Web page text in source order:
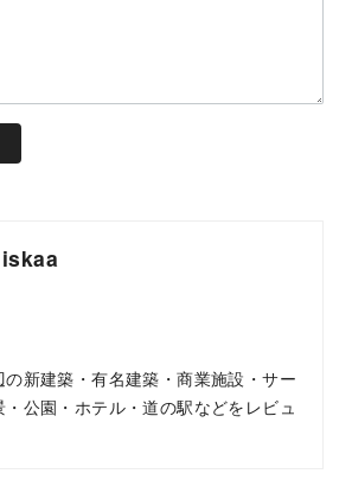
iskaa
新建築・有名建築・商業施設・サー
・公園・ホテル・道の駅などをレビュ